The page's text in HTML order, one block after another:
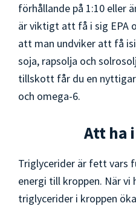
förhållande på 1:10 eller
är viktigt att få i sig EPA
att man undviker att få
soja, rapsolja och
tillskott får du en
och omega-6.
Att ha
Triglycerider är fett vars
energi till kroppen. När vi
triglycerider i kroppen